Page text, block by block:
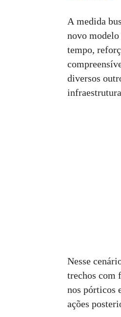
A medida
novo modelo
tempo,
diversos
Nesse
trechos com
nos pórticos
ações